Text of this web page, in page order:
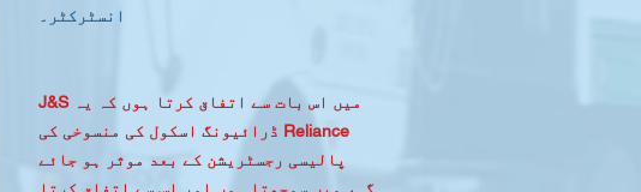
انسٹرکٹر۔
میں اس بات سے اتفاق کرتا ہوں کہ یہ J&S
Reliance ڈرائیونگ اسکول کی منسوخی کی
پالیسی رجسٹریشن کے بعد موثر ہو جائے
گی، میں سمجھتا ہوں اور اس سے اتفاق کرتا